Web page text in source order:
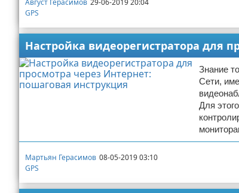
GPS
Настройка видеорегистратора для
Знание
Сети,
Для
Мартьян Герасимов 08-05-2019 03:10
GPS